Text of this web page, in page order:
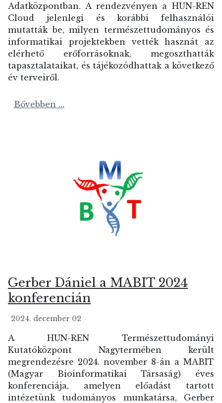
Adatközpontban. A rendezvényen a HUN-REN
Cloud jelenlegi és korábbi felhasználói
mutatták be, milyen természettudományos és
informatikai projektekben vették hasznát az
elérhető erőforrásoknak, megoszthatták
tapasztalataikat, és tájékozódhattak a következő
év terveiről.
Bővebben …
Gerber Dániel a MABIT 2024
konferencián
2024. december 02
A HUN-REN Természettudományi
Kutatóközpont Nagytermében került
megrendezésre 2024. november 8-án a MABIT
(Magyar Bioinformatikai Társaság) éves
konferenciája, amelyen előadást tartott
intézetünk tudományos munkatársa, Gerber